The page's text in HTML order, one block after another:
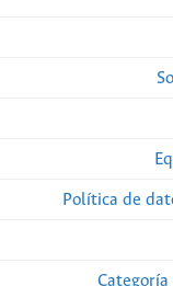
Política de